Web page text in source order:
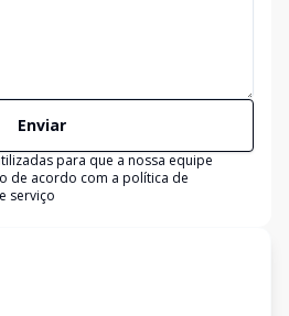
Enviar
para que a nossa equipe
de acordo com a política de
serviço